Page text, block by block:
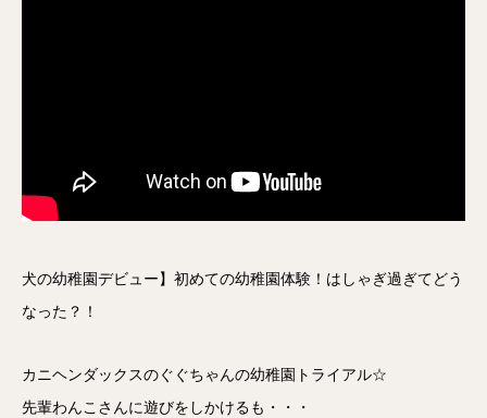
犬の幼稚園デビュー】初めての幼稚園体験！はしゃぎ過ぎてどう
なった？！
カニヘンダックスのぐぐちゃんの幼稚園トライアル☆
先輩わんこさんに遊びをしかけるも・・・